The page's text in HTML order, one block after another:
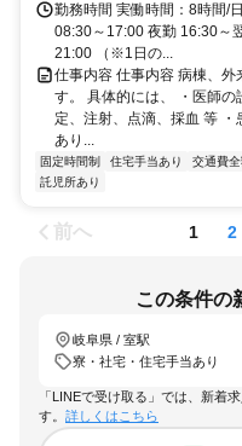
勤務時間 実働時間：8時間/
08:30～17:00 夜勤 16:30～
21:00 （※1日の...
仕事内容 仕事内容 病棟、外
す。 具体的には、 ・医師の
定、注射、点滴、採血 等
あり...
固定時間制 住宅手当あり 交通費
託児所あり
前へ 1 2
この条件の
岐阜県 / 室駅
寮・社宅・住宅手当あり
「LINEで受け取る」では、新着
す。 詳しくはこちら